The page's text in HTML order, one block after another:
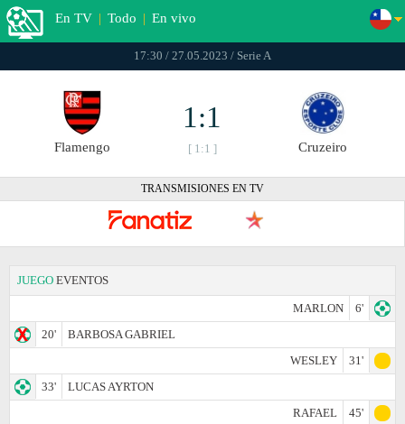
En TV | Todo | En vivo
17:30 / 27.05.2023 / Serie A
Flamengo
1:1
[ 1:1 ] Cruzeiro
TRANSMISIONES EN TV
JUEGO EVENTOS
MARLON
6'
20'
BARBOSA GABRIEL
WESLEY
31'
33'
LUCAS AYRTON
RAFAEL
45'